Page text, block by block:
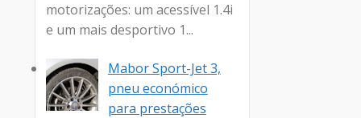
motorizações: um acessível 1.4i
e um mais desportivo 1...
Mabor Sport-Jet 3,
pneu económico
para prestações